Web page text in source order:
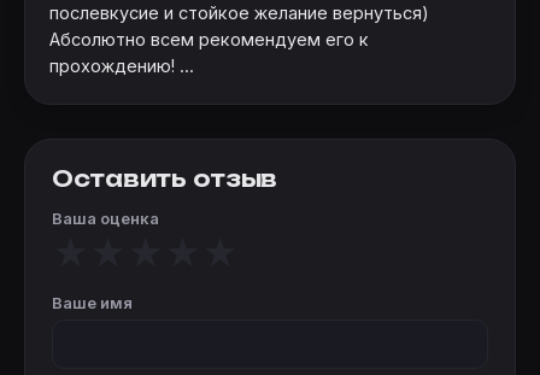
послевкусие и стойкое желание вернуться)
Абсолютно всем рекомендуем его к
прохождению! ...
Оставить отзыв
Ваша оценка
Ваше имя